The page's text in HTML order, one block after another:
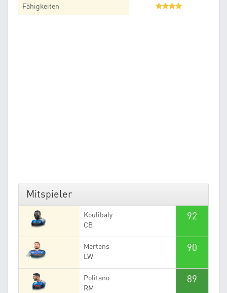
Fähigkeiten
Mitspieler
Koulibaly
CB
92
Mertens
LW
90
Politano
RM
89